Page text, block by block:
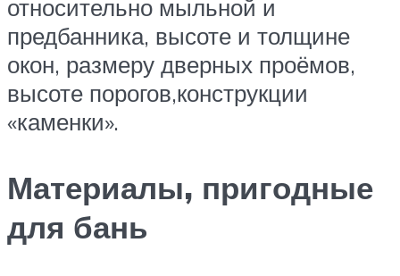
относительно мыльной и
предбанника, высоте и толщине
окон, размеру дверных проёмов,
высоте порогов,конструкции
«каменки».
Материалы, пригодные
для бань